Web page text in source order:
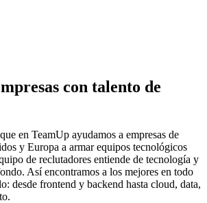
con talento de
en TeamUp ayudamos a empresas de
y Europa a armar equipos tecnológicos
de reclutadores entiende de tecnología y
Así encontramos a los mejores en todo
desde frontend y backend hasta cloud, data,